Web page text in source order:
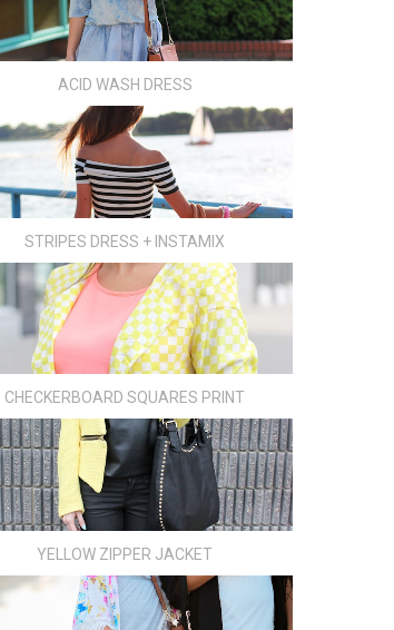
ACID WASH DRESS
STRIPES DRESS + INSTAMIX
CHECKERBOARD SQUARES PRINT
YELLOW ZIPPER JACKET